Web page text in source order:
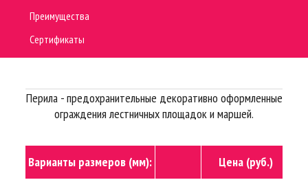
Преимущества
Сертификаты
Перила - предохранительные декоративно оформленные
ограждения лестничных площадок и маршей.
Варианты размеров (мм): Цена (руб.)